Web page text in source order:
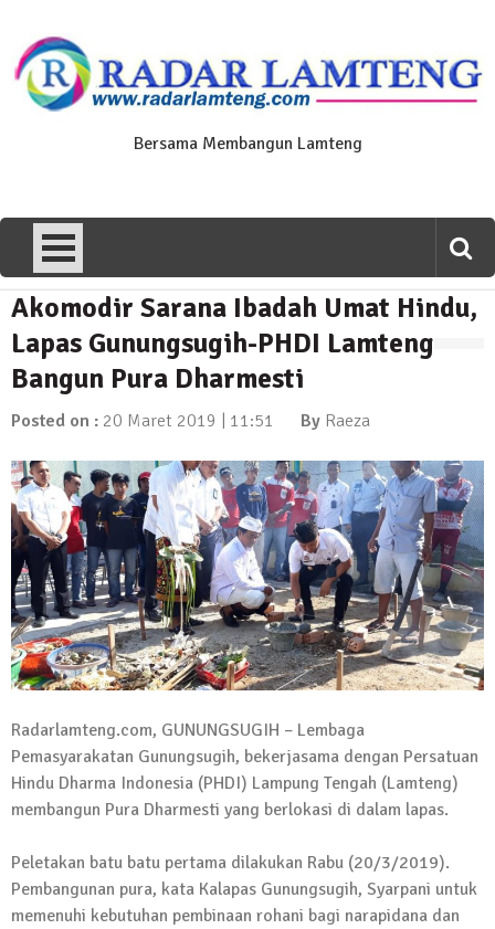
content
Bersama Membangun Lamteng
News Flash
Polres Lamteng Gelar Upacara
Peringatan Hari Pahlawan, Teladani
Semangat Pengorbanan untuk Bangsa
10 November 2025 | 14:07
Puluhan Warga Dusun III Geruduk
Balai Kampung Pujobasuki, Tuntut
Kadus Untuk Mundur
4 September 2025 | 15:40
News Flash
iklan ucapan HUT RI
20 Agustus 2025 | 14:43
News Flash
Rumbia, Pelaku Ditangkap di Lamtim
26 Juli 2025 | 10:33
News Flash
Kejari Geledah Kantor Disporapar
Hibah Koni
16 Oktober 2024 | 05:27
Akomodir Sarana Ibadah Umat Hindu,
Lapas Gunungsugih-PHDI Lamteng
Bangun Pura Dharmesti
Posted on : 20 Maret 2019 | 11:51 By Raeza
Radarlamteng.com, GUNUNGSUGIH – Lembaga
Pemasyarakatan Gunungsugih, bekerjasama dengan Persatuan
Hindu Dharma Indonesia (PHDI) Lampung Tengah (Lamteng)
membangun Pura Dharmesti yang berlokasi di dalam lapas.
Peletakan batu batu pertama dilakukan Rabu (20/3/2019).
Pembangunan pura, kata Kalapas Gunungsugih, Syarpani untuk
memenuhi kebutuhan pembinaan rohani bagi narapidana dan